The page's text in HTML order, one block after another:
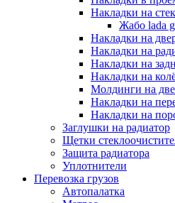
Накладки на
Жабо lada
Накладки на
Накладки на
Накладки на
Накладки на
Молдинги на
Накладки на
Накладки на
Заглушки на радиатор
Щетки
Защита радиатора
Уплотнители
Перевозка грузов
Автопалатка